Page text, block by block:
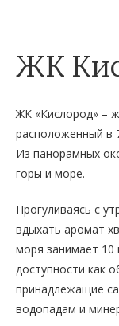
ЖК
ЖК «Кислород» –
расположенный в
Из панорамных
горы и море.
Прогуливаясь с
вдыхать аромат
моря занимает
доступности как
принадлежащие
водопадам и